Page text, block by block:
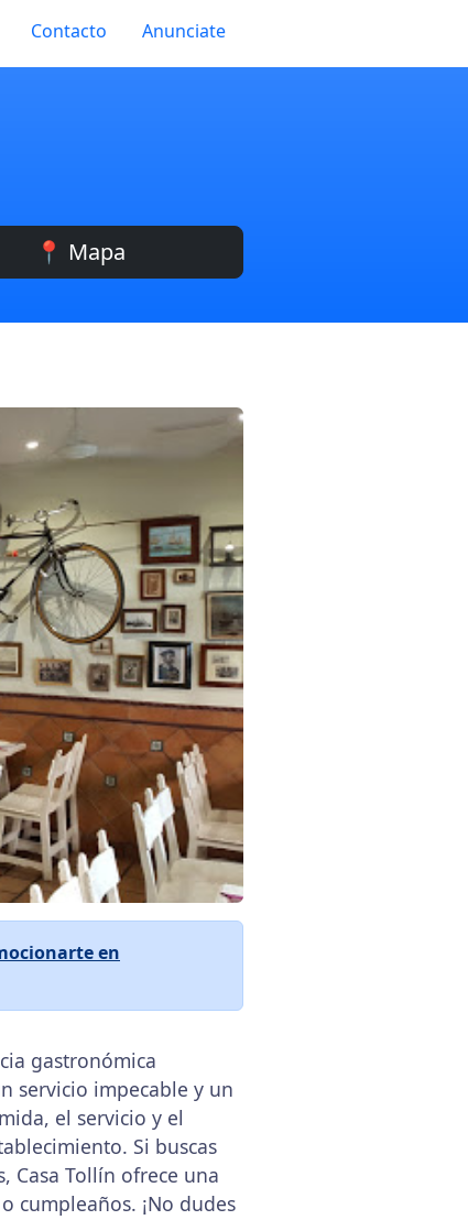
Contacto Anunciate
📍 Mapa
en
gastronómica
servicio impecable y un
el servicio y el
Si buscas
Casa Tollín ofrece una
cumpleaños. ¡No dudes